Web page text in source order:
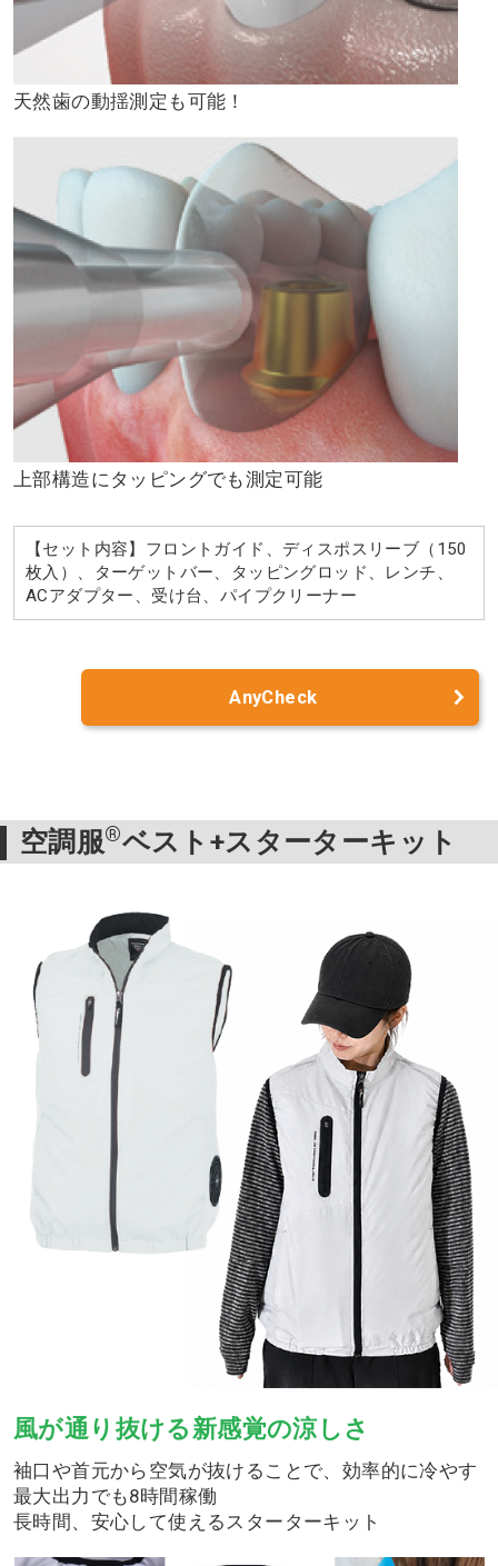
天然歯の動揺測定も可能！
上部構造にタッピングでも測定可能
【セット内容】フロントガイド、ディスポスリーブ（150
枚入）、ターゲットバー、タッピングロッド、レンチ、
ACアダプター、受け台、パイプクリーナー
AnyCheck
空調服®ベスト+スターターキット
風が通り抜ける新感覚の涼しさ
袖口や首元から空気が抜けることで、効率的に冷やす
最大出力でも8時間稼働
長時間、安心して使えるスターターキット